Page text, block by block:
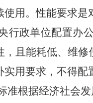
使用。性能要求
行政单位配置办
，且能耗低、维
实用要求，不得配
准根据经济社会